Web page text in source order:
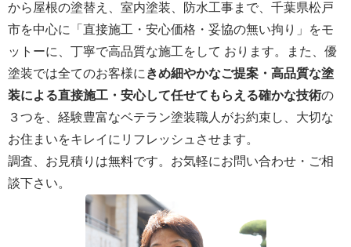
から屋根の塗替え、室内塗装、防水工事まで、千葉県松戸
市を中心に「直接施工・安心価格・妥協の無い拘り」をモ
ットーに、丁寧で高品質な施工をして おります。また、優
塗装では全てのお客様に きめ細やかなご提案・高品質な塗
装による直接施工・安心して任せてもらえる確かな技術の
３つを、経験豊富なベテラン塗装職人がお約束し、大切な
お住まいをキレイにリフレッシュさせます。
調査、お見積りは無料です。お気軽にお問い合わせ・ご相
談下さい。